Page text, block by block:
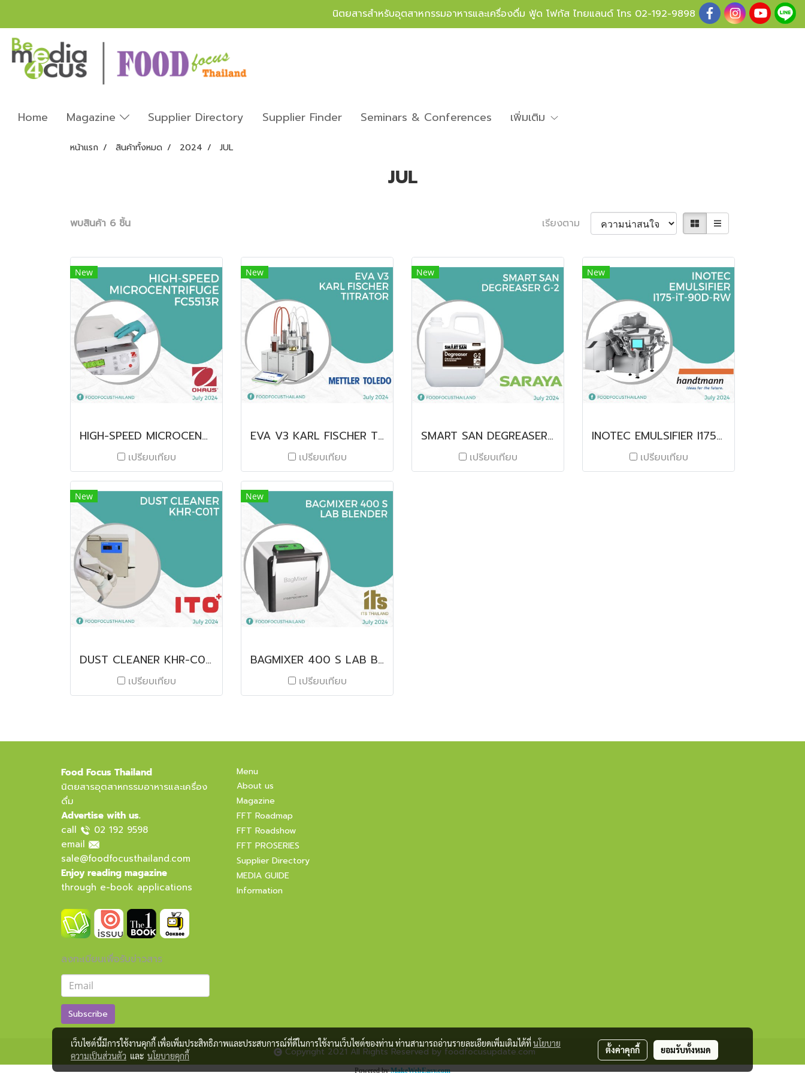
นิตยสารสำหรับอุตสาหกรรมอาหารและเครื่องดื่ม ฟู้ด โฟกัส ไทยแลนด์ โทร 02-192-9898
Home Magazine Supplier Directory Supplier Finder Seminars & Conferences เพิ่มเติม
หน้าแรก สินค้าทั้งหมด 2024 JUL
JUL
พบสินค้า 6 ชิ้น เรียงตาม
New
HIGH-SPEED MICROCENTRIFUGE FC5513R
เปรียบเทียบ
New
EVA V3 KARL FISCHER TITRATOR
เปรียบเทียบ
New
SMART SAN DEGREASER G-2
เปรียบเทียบ
New
INOTEC EMULSIFIER I175-iT-90D-RW
เปรียบเทียบ
New
DUST CLEANER KHR-C01T
เปรียบเทียบ
New
BAGMIXER 400 S LAB BLENDER
เปรียบเทียบ
Food Focus Thailand
นิตยสารอุตสาหกรรมอาหารและเครื่อง
ดื่ม
Advertise with us.
call
02 192 9598
email
sale@foodfocusthailand.com
Enjoy reading magazine
through e-book applications
ลงทะเบียนเพื่อรับข่าวสาร
Subscribe
Menu
About us
Magazine
FFT Roadmap
FFT Roadshow
FFT PROSERIES
Supplier Directory
MEDIA GUIDE
Information
Copyright 2021 All Rights Reserved by foodfocusupdate.com
Powered byMakeWebEasy.com
เว็บไซต์นี้มีการใช้งานคุกกี้ เพื่อเพิ่มประสิทธิภาพและประสบการณ์ที่ดีในการใช้งานเว็บไซต์ของท่าน ท่านสามารถอ่านรายละเอียดเพิ่มเติมได้ที่นโยบาย
ความเป็นส่วนตัว และ นโยบายคุกกี้
ตั้งค่าคุกกี้ ยอมรับทั้งหมด